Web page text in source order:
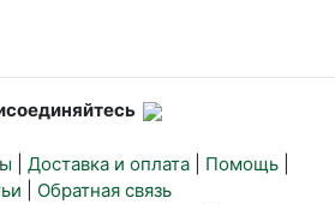
Доставка и оплата Помощь
Обратная связь